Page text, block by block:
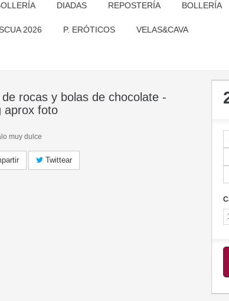
DIADAS REPOSTERÍA BOLLERÍA
2026 P. ERÓTICOS VELAS&CAVA
de rocas y bolas de chocolate -
aprox foto
muy dulce
Twittear